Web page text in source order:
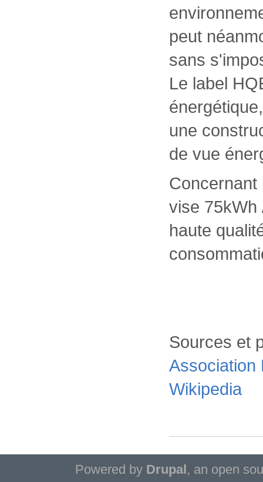
peut
sans
Le label
une
de vue
Concernant
vise 75kWh
haute
Sources et
Association
Wikipedia
Powered by Drupal , an open